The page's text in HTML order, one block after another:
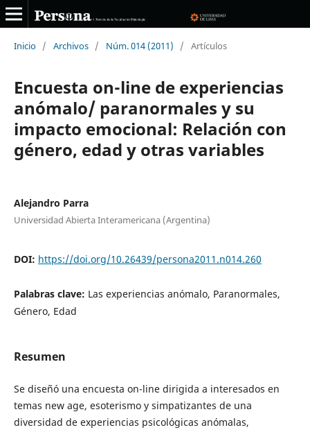
Inicio / Archivos / Núm. 014 (2011) / Artículos
Encuesta on-line de experiencias
anómalo/ paranormales y su
impacto emocional: Relación con
género, edad y otras variables
Alejandro Parra
Universidad Abierta Interamericana (Argentina)
DOI: https://doi.org/10.26439/persona2011.n014.260
Palabras clave: Las experiencias anómalo, Paranormales,
Género, Edad
Resumen
Se diseñó una encuesta on-line dirigida a interesados en
temas new age, esoterismo y simpatizantes de una
diversidad de experiencias psicológicas anómalas,